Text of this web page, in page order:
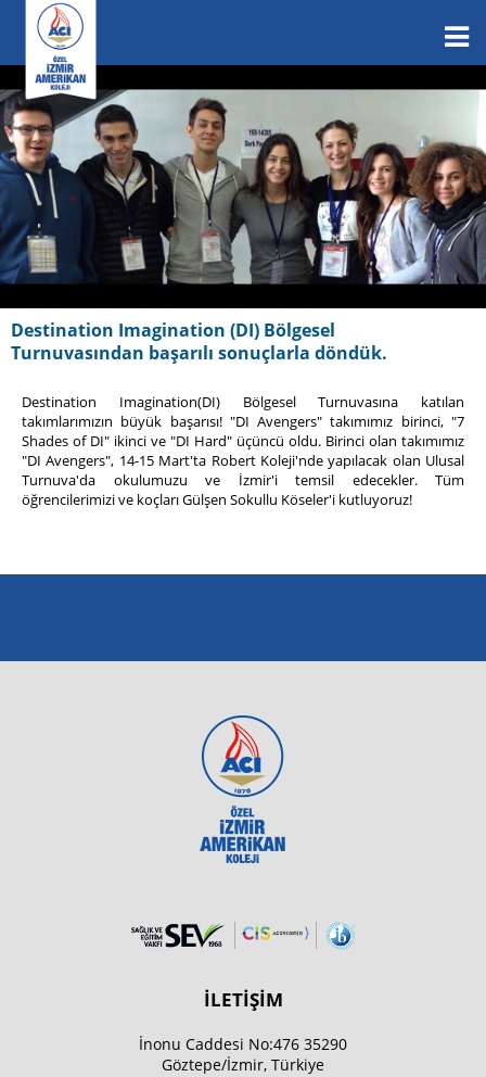
Destination Imagination (DI) Bölgesel
Turnuvasından başarılı sonuçlarla döndük.
Destination Imagination(DI) Bölgesel Turnuvasına katılan
takımlarımızın büyük başarısı! "DI Avengers" takımımız birinci, "7
Shades of DI" ikinci ve "DI Hard" üçüncü oldu. Birinci olan takımımız
"DI Avengers", 14-15 Mart'ta Robert Koleji'nde yapılacak olan Ulusal
Turnuva'da okulumuzu ve İzmir'i temsil edecekler. Tüm
öğrencilerimizi ve koçları Gülşen Sokullu Köseler'i kutluyoruz!
İLETİŞİM
İnonu Caddesi No:476 35290
Göztepe/İzmir, Türkiye